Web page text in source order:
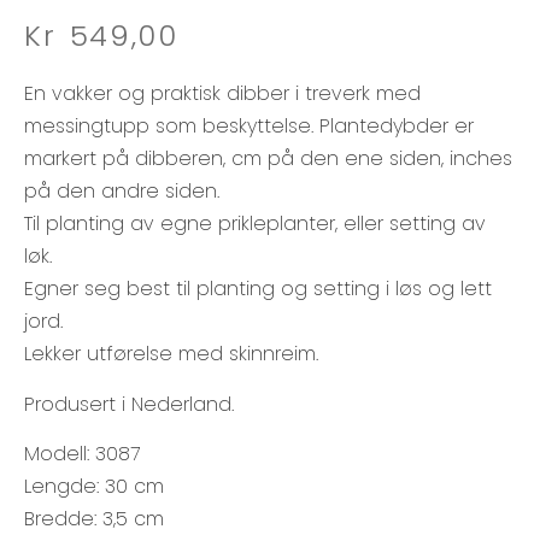
Kr 549,00
En vakker og praktisk dibber i treverk med
messingtupp som beskyttelse. Plantedybder er
markert på dibberen, cm på den ene siden, inches
på den andre siden.
Til planting av egne prikleplanter, eller setting av
løk.
Egner seg best til planting og setting i løs og lett
jord.
Lekker utførelse med skinnreim.
Produsert i Nederland.
Modell: 3087
Lengde: 30 cm
Bredde: 3,5 cm